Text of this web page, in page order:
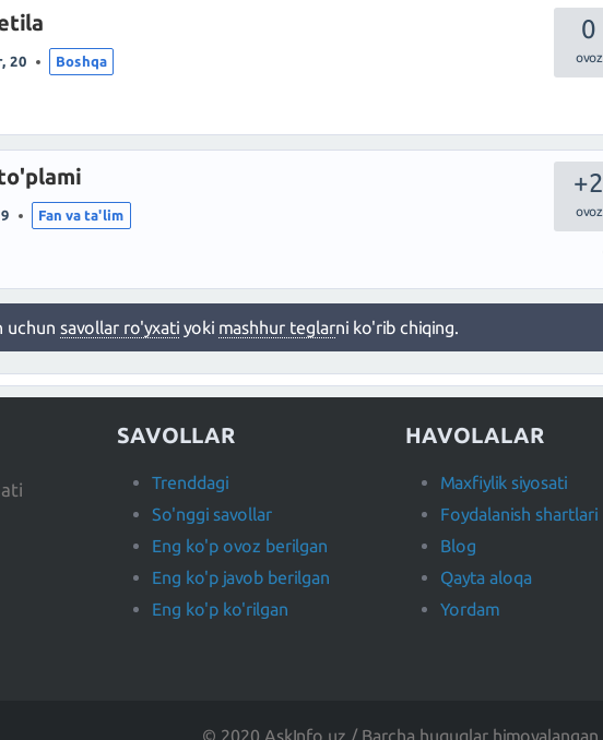
0
20 Boshqa
+2
Fan va ta'lim
uchun savollar ro'yxati yoki mashhur teglarni ko'rib chiqing.
SAVOLLAR
Trenddagi
So'nggi savollar
Eng ko'p ovoz berilgan
Eng ko'p javob berilgan
Eng ko'p ko'rilgan
HAVOLALAR
Maxfiylik siyosati
Foydalanish shartlari
Blog
Qayta aloqa
Yordam
© 2020 AskInfo.uz / Barcha huquqlar himoyalangan